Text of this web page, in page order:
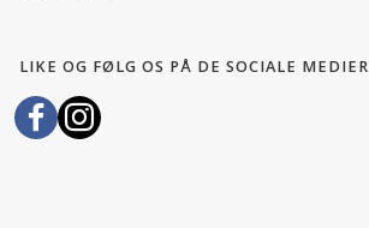
LIKE OG FØLG OS PÅ DE SOCIALE MEDIER